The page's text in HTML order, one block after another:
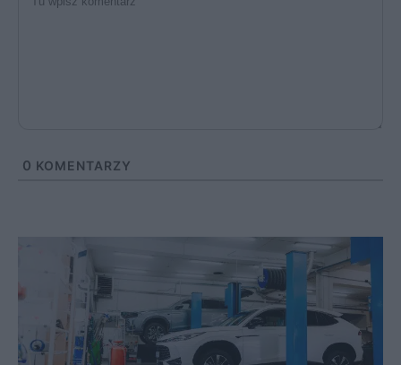
0 KOMENTARZY